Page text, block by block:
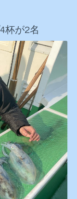
杯が2名